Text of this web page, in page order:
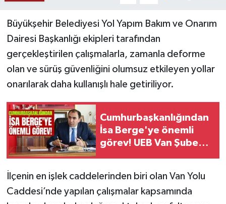
Büyükşehir Belediyesi Yol Yapım Bakım ve Onarım
Dairesi Başkanlığı ekipleri tarafından
gerçekleştirilen çalışmalarla, zamanla deforme
olan ve sürüş güvenliğini olumsuz etkileyen yollar
onarılarak daha kullanışlı hale getiriliyor.
Cumhurbaşkanlığından
İsa Berge'ye önemli
görev! UEB Van Şube
İlçenin en işlek caddelerinden biri olan Van Yolu
Caddesi’nde yapılan çalışmalar kapsamında